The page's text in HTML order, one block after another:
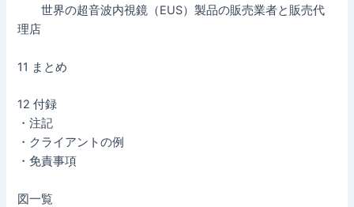
世界の超音波内視鏡（EUS）製品の販売業者と販売代
理店
11 まとめ
12 付録
・注記
・クライアントの例
・免責事項
図一覧